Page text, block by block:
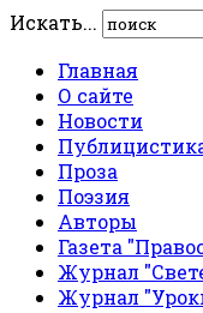
Искать...
Главная
О сайте
Новости
Проза
Поэзия
Авторы
Газета
Журнал
Журнал